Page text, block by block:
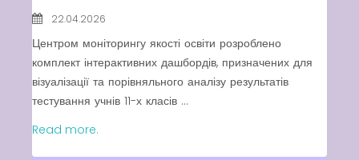
22.04.2026
Центром моніторингу якості освіти розроблено
комплект інтерактивних дашбордів, призначених для
візуалізації та порівняльного аналізу результатів
тестування учнів 11-х класів ...
Read more.